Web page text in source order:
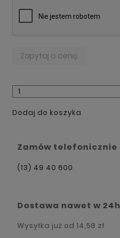
Dodaj do koszyka
Zamów telefonicznie
(13) 49 40 600
Dostawa nawet w 24h
Wysyłka już od 14,58 zł